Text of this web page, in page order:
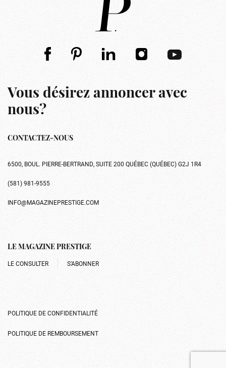
Vous désirez annoncer avec
nous?
CONTACTEZ-NOUS
6500, BOUL. PIERRE-BERTRAND, SUITE 200 QUÉBEC (QUÉBEC) G2J 1R4
(581) 981-9555
INFO@MAGAZINEPRESTIGE.COM
LE MAGAZINE PRESTIGE
LE CONSULTER S’ABONNER
POLITIQUE DE CONFIDENTIALITÉ
POLITIQUE DE REMBOURSEMENT